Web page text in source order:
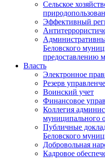
Сельское
Эффективный
Беловского
предоставлению
Власть
Электронное
Резерв
Воинский учет
Финансовое
Коллегия
муниципального
Публичные
Беловского
Добровольная
Кадровое